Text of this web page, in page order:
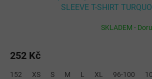
SLEEVE T-SHIRT
SKLADEM -
252 Kč
152 XS S M L XL 96-100